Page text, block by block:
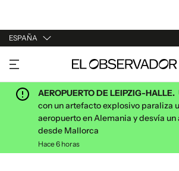
ESPAÑA
URUGUAY
ARGENTINA
ESPAÑA
ESTADOS UNIDOS
AEROPUERTO DE LEIPZIG-HALLE.
con un artefacto explosivo paraliza
aeropuerto en Alemania y desvía un
desde Mallorca
Hace 6 horas